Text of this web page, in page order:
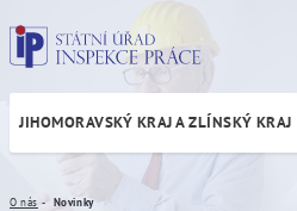
Novinky
JIHOMORAVSKÝ KRAJ A ZLÍNSKÝ KRAJ
O nás Novinky